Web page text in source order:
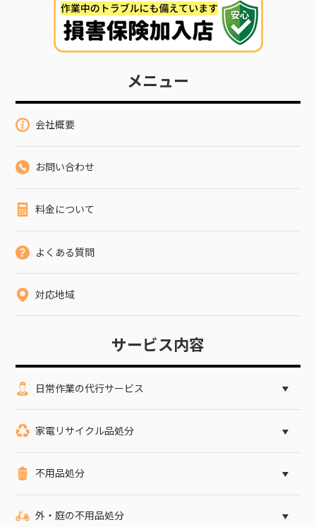
メニュー
会社概要
お問い合わせ
料金について
よくある質問
対応地域
サービス内容
日常作業の代行サービス
家電リサイクル品処分
不用品処分
外・庭の不用品処分